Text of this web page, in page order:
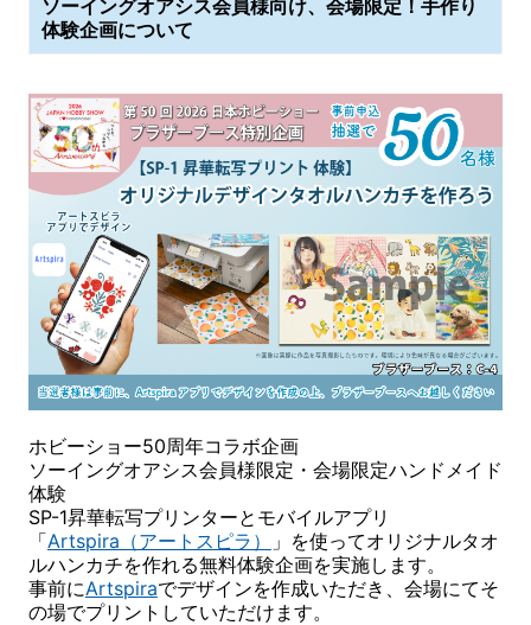
ソーイングオアシス会員様向け、会場限定！手作り
体験企画について
ホビーショー50周年コラボ企画
ソーイングオアシス会員様限定・会場限定ハンドメイド
体験
SP-1昇華転写プリンターとモバイルアプリ
「Artspira（アートスピラ）
」を使ってオリジナルタオ
ルハンカチを作れる無料体験企画を実施します。
事前にArtspiraでデザインを作成いただき、会場にてそ
の場でプリントしていただけます。